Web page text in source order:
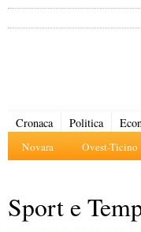
Cronaca Politica
Novara Ovest-Ticino
Sport e